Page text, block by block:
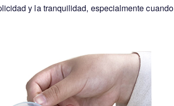
y la tranquilidad, especialmente cuando